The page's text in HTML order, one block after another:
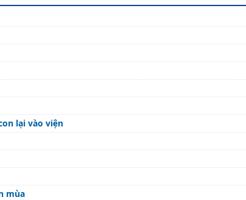
lại vào viện
mùa